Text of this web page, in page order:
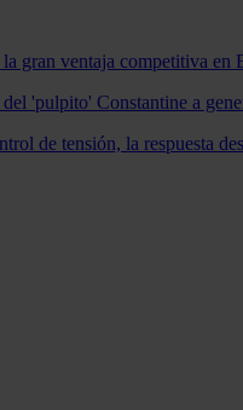
gran ventaja competitiva en
'pulpito' Constantine a
de tensión, la respuesta